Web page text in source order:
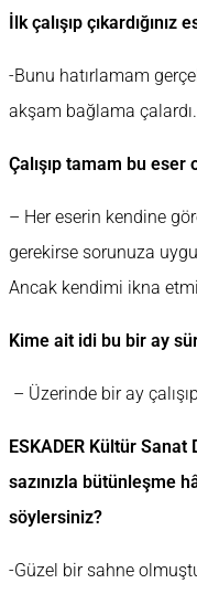
İlk çalışıp
-Bunu hatırlamam
akşam bağlama
Çalışıp tamam bu
– Her eserin kendine
gerekirse sorunuza
Ancak kendimi ikna
Kime ait idi bu bir ay
– Üzerinde bir ay
ESKADER Kültür Sanat
sazınızla bütünleşme
söylersiniz?
-Güzel bir sahne